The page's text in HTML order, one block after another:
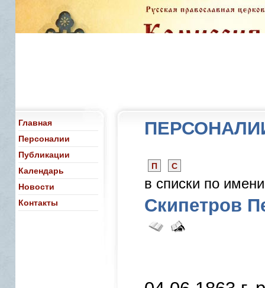
Главная
Персоналии
Публикации
Календарь
Новости
Контакты
П С
в списки по
Скипетров